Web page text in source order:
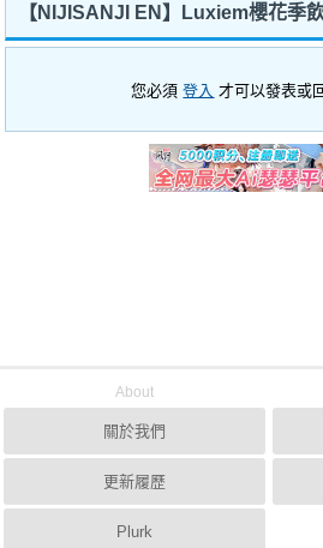
【NIJISANJI EN】Luxiem櫻花季
您必須登入 才可以發表或
About
關於我們
更新履歷
Plurk